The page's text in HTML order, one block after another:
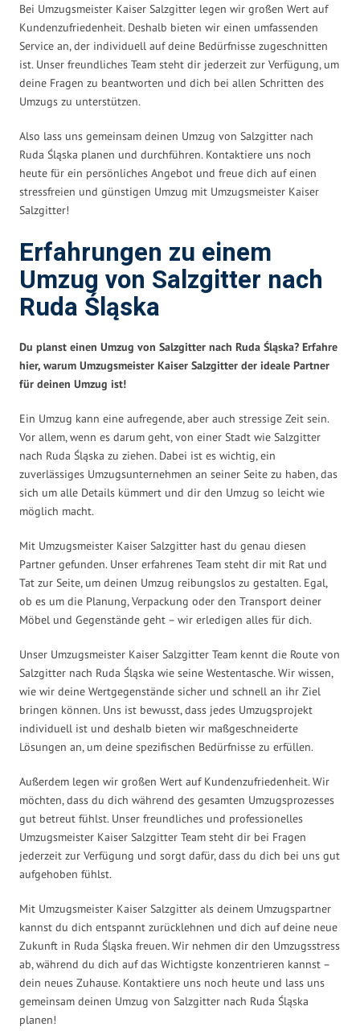
Bei Umzugsmeister Kaiser Salzgitter legen wir großen Wert auf
Kundenzufriedenheit. Deshalb bieten wir einen umfassenden
Service an, der individuell auf deine Bedürfnisse zugeschnitten
ist. Unser freundliches Team steht dir jederzeit zur Verfügung, um
deine Fragen zu beantworten und dich bei allen Schritten des
Umzugs zu unterstützen.
Also lass uns gemeinsam deinen Umzug von Salzgitter nach
Ruda Śląska planen und durchführen. Kontaktiere uns noch
heute für ein persönliches Angebot und freue dich auf einen
stressfreien und günstigen Umzug mit Umzugsmeister Kaiser
Salzgitter!
Erfahrungen zu einem
Umzug von Salzgitter nach
Ruda Śląska
Du planst einen Umzug von Salzgitter nach Ruda Śląska? Erfahre
hier, warum Umzugsmeister Kaiser Salzgitter der ideale Partner
für deinen Umzug ist!
Ein Umzug kann eine aufregende, aber auch stressige Zeit sein.
Vor allem, wenn es darum geht, von einer Stadt wie Salzgitter
nach Ruda Śląska zu ziehen. Dabei ist es wichtig, ein
zuverlässiges Umzugsunternehmen an seiner Seite zu haben, das
sich um alle Details kümmert und dir den Umzug so leicht wie
möglich macht.
Mit Umzugsmeister Kaiser Salzgitter hast du genau diesen
Partner gefunden. Unser erfahrenes Team steht dir mit Rat und
Tat zur Seite, um deinen Umzug reibungslos zu gestalten. Egal,
ob es um die Planung, Verpackung oder den Transport deiner
Möbel und Gegenstände geht – wir erledigen alles für dich.
Unser Umzugsmeister Kaiser Salzgitter Team kennt die Route von
Salzgitter nach Ruda Śląska wie seine Westentasche. Wir wissen,
wie wir deine Wertgegenstände sicher und schnell an ihr Ziel
bringen können. Uns ist bewusst, dass jedes Umzugsprojekt
individuell ist und deshalb bieten wir maßgeschneiderte
Lösungen an, um deine spezifischen Bedürfnisse zu erfüllen.
Außerdem legen wir großen Wert auf Kundenzufriedenheit. Wir
möchten, dass du dich während des gesamten Umzugsprozesses
gut betreut fühlst. Unser freundliches und professionelles
Umzugsmeister Kaiser Salzgitter Team steht dir bei Fragen
jederzeit zur Verfügung und sorgt dafür, dass du dich bei uns gut
aufgehoben fühlst.
Mit Umzugsmeister Kaiser Salzgitter als deinem Umzugspartner
kannst du dich entspannt zurücklehnen und dich auf deine neue
Zukunft in Ruda Śląska freuen. Wir nehmen dir den Umzugsstress
ab, während du dich auf das Wichtigste konzentrieren kannst –
dein neues Zuhause. Kontaktiere uns noch heute und lass uns
gemeinsam deinen Umzug von Salzgitter nach Ruda Śląska
planen!